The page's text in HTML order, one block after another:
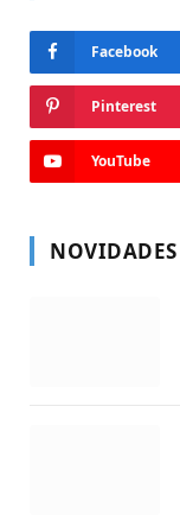
Facebook
Pinterest
YouTube
NOVIDADES